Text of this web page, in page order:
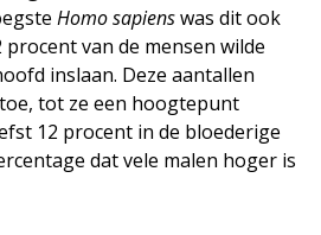
Homo sapienswas dit ook
van de mensen wilde
inslaan. Deze aantallen
tot ze een hoogtepunt
12 procent in de bloederige
dat vele malen hoger is